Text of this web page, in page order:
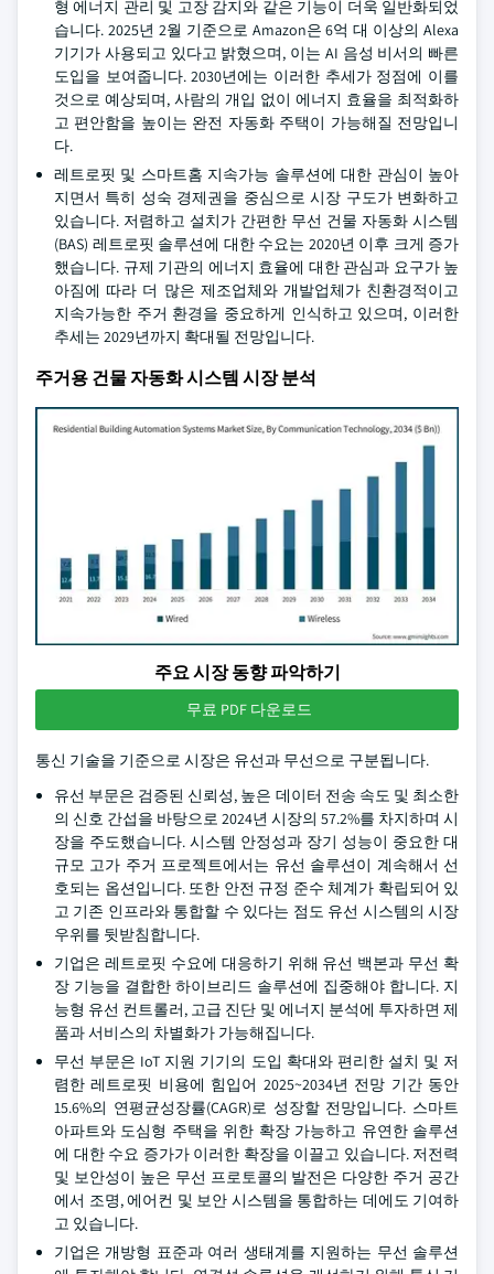
형 에너지 관리 및 고장 감지와 같은 기능이 더욱 일반화되었
습니다. 2025년 2월 기준으로 Amazon은 6억 대 이상의 Alexa
기기가 사용되고 있다고 밝혔으며, 이는 AI 음성 비서의 빠른
도입을 보여줍니다. 2030년에는 이러한 추세가 정점에 이를
것으로 예상되며, 사람의 개입 없이 에너지 효율을 최적화하
고 편안함을 높이는 완전 자동화 주택이 가능해질 전망입니
다.
레트로핏 및 스마트홈 지속가능 솔루션에 대한 관심이 높아
지면서 특히 성숙 경제권을 중심으로 시장 구도가 변화하고
있습니다. 저렴하고 설치가 간편한 무선 건물 자동화 시스템
(BAS) 레트로핏 솔루션에 대한 수요는 2020년 이후 크게 증가
했습니다. 규제 기관의 에너지 효율에 대한 관심과 요구가 높
아짐에 따라 더 많은 제조업체와 개발업체가 친환경적이고
지속가능한 주거 환경을 중요하게 인식하고 있으며, 이러한
추세는 2029년까지 확대될 전망입니다.
주거용 건물 자동화 시스템 시장 분석
주요 시장 동향 파악하기
무료 PDF 다운로드
통신 기술을 기준으로 시장은 유선과 무선으로 구분됩니다.
유선 부문은 검증된 신뢰성, 높은 데이터 전송 속도 및 최소한
의 신호 간섭을 바탕으로 2024년 시장의 57.2%를 차지하며 시
장을 주도했습니다. 시스템 안정성과 장기 성능이 중요한 대
규모 고가 주거 프로젝트에서는 유선 솔루션이 계속해서 선
호되는 옵션입니다. 또한 안전 규정 준수 체계가 확립되어 있
고 기존 인프라와 통합할 수 있다는 점도 유선 시스템의 시장
우위를 뒷받침합니다.
기업은 레트로핏 수요에 대응하기 위해 유선 백본과 무선 확
장 기능을 결합한 하이브리드 솔루션에 집중해야 합니다. 지
능형 유선 컨트롤러, 고급 진단 및 에너지 분석에 투자하면 제
품과 서비스의 차별화가 가능해집니다.
무선 부문은 IoT 지원 기기의 도입 확대와 편리한 설치 및 저
렴한 레트로핏 비용에 힘입어 2025~2034년 전망 기간 동안
15.6%의 연평균성장률(CAGR)로 성장할 전망입니다. 스마트
아파트와 도심형 주택을 위한 확장 가능하고 유연한 솔루션
에 대한 수요 증가가 이러한 확장을 이끌고 있습니다. 저전력
및 보안성이 높은 무선 프로토콜의 발전은 다양한 주거 공간
에서 조명, 에어컨 및 보안 시스템을 통합하는 데에도 기여하
고 있습니다.
기업은 개방형 표준과 여러 생태계를 지원하는 무선 솔루션